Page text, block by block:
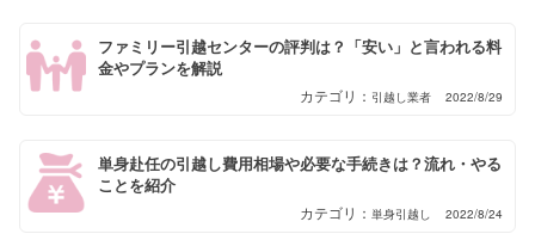
ファミリー引越センターの評判は？「安い」と言われる料
金やプランを解説
引越し業者 2022/8/29
単身赴任の引越し費用相場や必要な手続きは？流れ・やる
ことを紹介
単身引越し 2022/8/24